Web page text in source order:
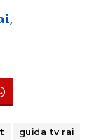
,
guida tv rai